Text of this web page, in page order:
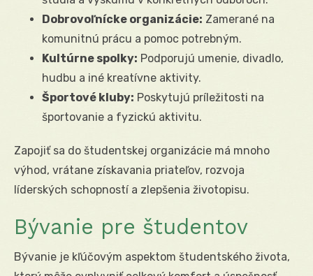
Dobrovoľnícke organizácie: Zamerané na
komunitnú prácu a pomoc potrebným.
Kultúrne spolky: Podporujú umenie, divadlo,
hudbu a iné kreatívne aktivity.
Športové kluby: Poskytujú príležitosti na
športovanie a fyzickú aktivitu.
Zapojiť sa do študentskej organizácie má mnoho
výhod, vrátane získavania priateľov, rozvoja
líderských schopností a zlepšenia životopisu.
Bývanie pre študentov
Bývanie je kľúčovým aspektom študentského života,